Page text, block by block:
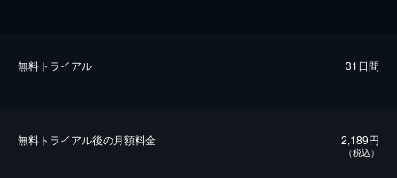
無料トライアル 31日間
無料トライアル後の⽉額料金 2,189円
（税込）